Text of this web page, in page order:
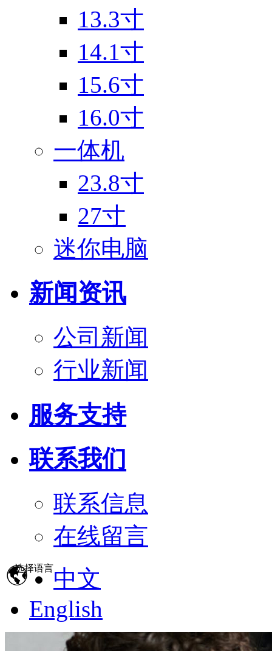
13.3寸
14.1寸
15.6寸
16.0寸
一体机
23.8寸
27寸
迷你电脑
新闻资讯
公司新闻
行业新闻
服务支持
联系我们
联系信息
在线留言
选择语言中文
English